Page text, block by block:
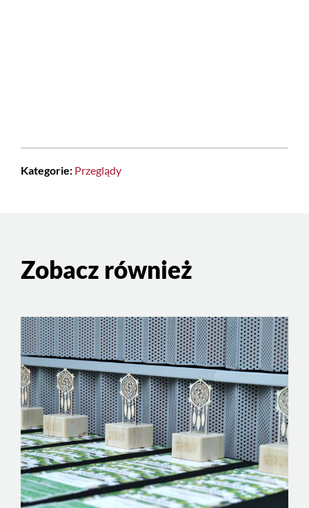
Kategorie: Przeglądy
Zobacz również